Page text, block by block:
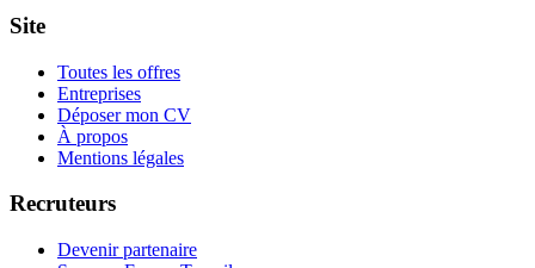
Site
Toutes les offres
Entreprises
Déposer mon CV
À propos
Mentions légales
Recruteurs
Devenir partenaire